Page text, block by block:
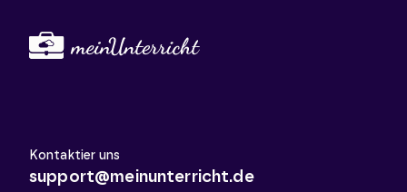
Kontaktier uns
support@meinunterricht.de